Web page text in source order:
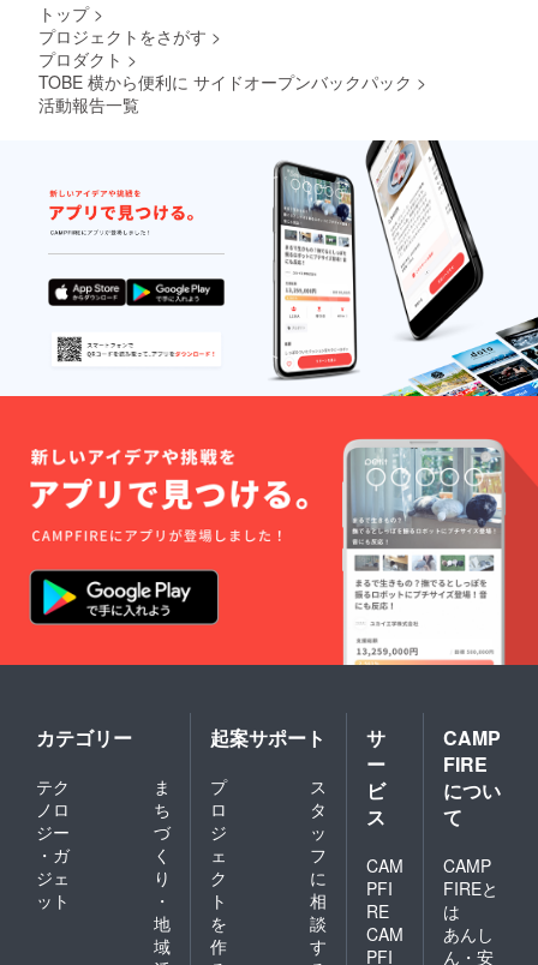
トップ >
プロジェクトをさがす >
プロダクト >
TOBE 横から便利に サイドオープンバックパック >
活動報告一覧
カテゴリー
テク
ノロ
ジー
・ガ
ジェ
ット
ま
ち
づ
く
り
・
地
域
起案サポート
プ
ロ
ジ
ェ
ク
ト
を
作
ス
タ
ッ
フ
に
相
談
す
サ
ー
ビ
ス
CAM
PFI
RE
CAM
PFI
CAMP
FIRE
につい
て
CAMP
FIREと
は
あんし
ん・安